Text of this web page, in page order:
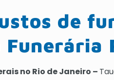
de
Funerária
no Rio de Janeiro –